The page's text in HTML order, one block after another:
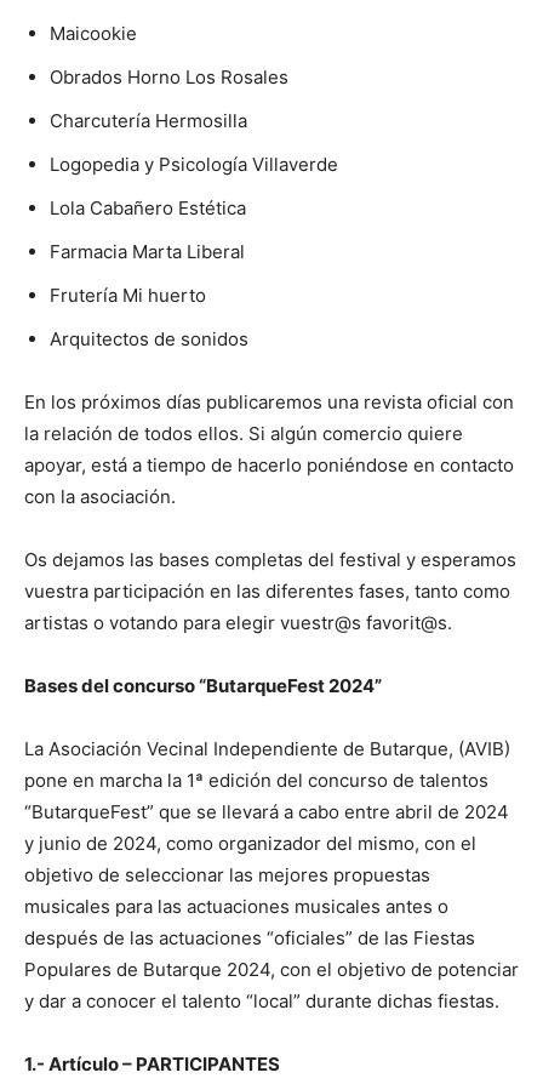
Maicookie
Obrados Horno Los Rosales
Charcutería Hermosilla
Logopedia y Psicología Villaverde
Lola Cabañero Estética
Farmacia Marta Liberal
Frutería Mi huerto
Arquitectos de sonidos
En los próximos días publicaremos una revista oficial con
la relación de todos ellos. Si algún comercio quiere
apoyar, está a tiempo de hacerlo poniéndose en contacto
con la asociación.
Os dejamos las bases completas del festival y esperamos
vuestra participación en las diferentes fases, tanto como
artistas o votando para elegir vuestr@s favorit@s.
Bases del concurso “ButarqueFest 2024”
La Asociación Vecinal Independiente de Butarque, (AVIB)
pone en marcha la 1ª edición del concurso de talentos
“ButarqueFest” que se llevará a cabo entre abril de 2024
y junio de 2024, como organizador del mismo, con el
objetivo de seleccionar las mejores propuestas
musicales para las actuaciones musicales antes o
después de las actuaciones “oficiales” de las Fiestas
Populares de Butarque 2024, con el objetivo de potenciar
y dar a conocer el talento “local” durante dichas fiestas.
1.- Artículo – PARTICIPANTES